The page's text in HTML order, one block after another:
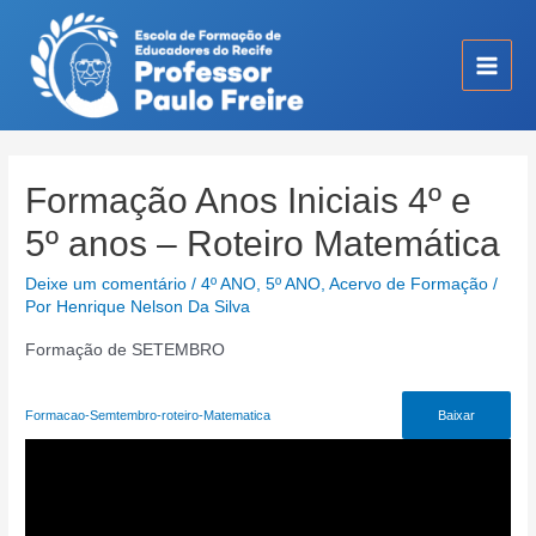
conteúdo
Main
Formação Anos Iniciais 4º e
5º anos – Roteiro Matemática
Deixe um comentário /4º ANO,5º ANO,Acervo de Formação /
Por Henrique Nelson Da Silva
Formação de SETEMBRO
Formacao-Semtembro-roteiro-Matematica Baixar